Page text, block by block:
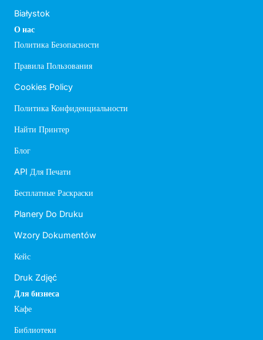
Białystok
О нас
Политика Безопасности
Правила Пользования
Cookies Policy
Политика Конфиденциальности
Найти Принтер
Блог
API Для Печати
Бесплатные Раскраски
Planery Do Druku
Wzory Dokumentów
Кейс
Druk Zdjęć
Для бизнеса
Кафе
Библиотеки